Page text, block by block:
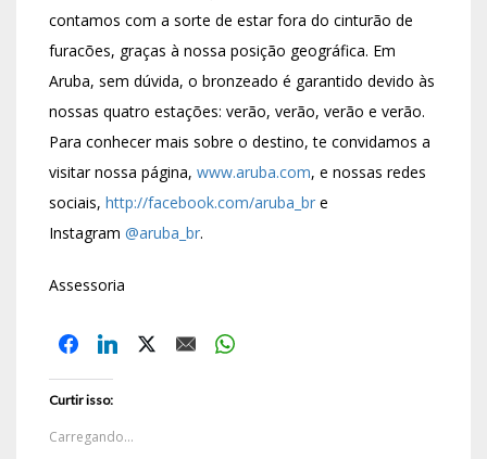
contamos com a sorte de estar fora do cinturão de
furacões, graças à nossa posição geográfica. Em
Aruba, sem dúvida, o bronzeado é garantido devido às
nossas quatro estações: verão, verão, verão e verão.
Para conhecer mais sobre o destino, te convidamos a
visitar nossa página, www.aruba.com, e nossas redes
sociais, http://facebook.com/aruba_br e
Instagram @aruba_br.
Assessoria
Curtir isso:
Carregando...